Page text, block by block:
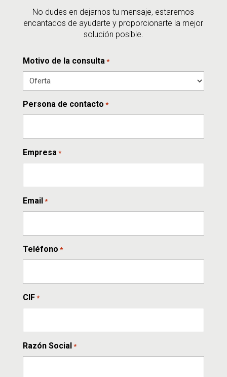
No dudes en dejarnos tu mensaje, estaremos
encantados de ayudarte y proporcionarte la mejor
solución posible.
Motivo de la consulta *
Persona de contacto *
Empresa *
Email *
Teléfono *
CIF *
Razón Social *